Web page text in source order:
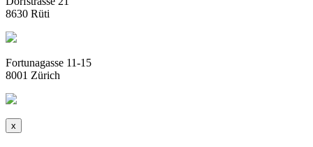
8630 Rüti
Fortunagasse 11-15
8001 Zürich
x